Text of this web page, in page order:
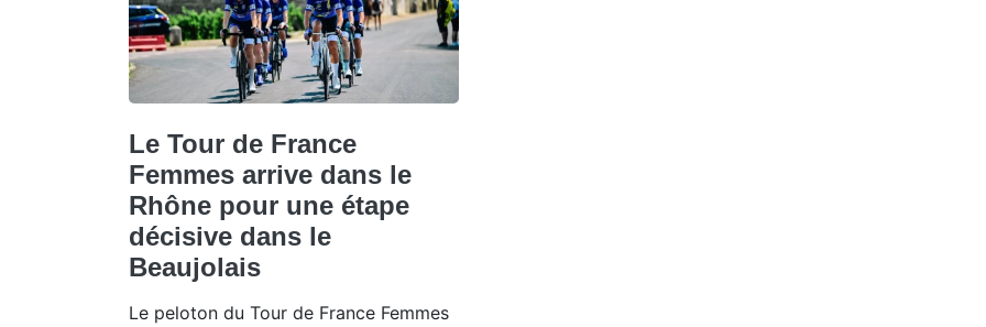
Le Tour de France
Femmes arrive dans le
Rhône pour une étape
décisive dans le
Beaujolais
Le peloton du Tour de France Femmes